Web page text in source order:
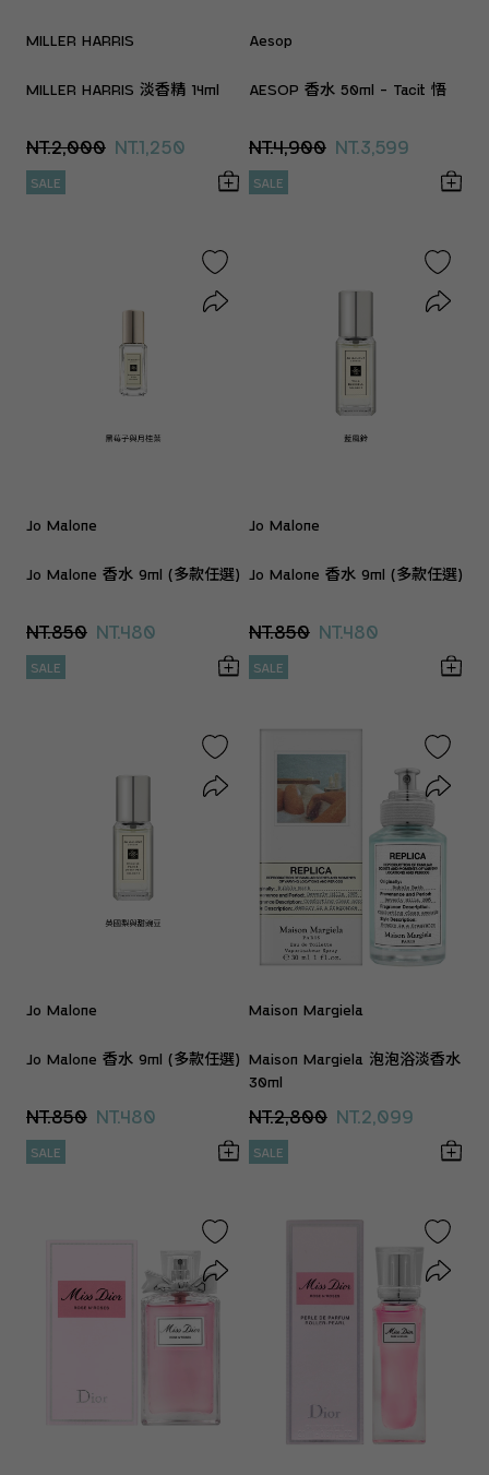
MILLER HARRIS
MILLER HARRIS 淡香精 14ml
NT.2,000 NT.1,250
SALE
Aesop
AESOP 香水 50ml - Tacit 悟
NT.4,900 NT.3,599
SALE
Jo Malone
Jo Malone 香水 9ml (多款任選)
NT.850 NT.480
SALE
Jo Malone
Jo Malone 香水 9ml (多款任選)
NT.850 NT.480
SALE
Jo Malone
Jo Malone 香水 9ml (多款任選)
NT.850 NT.480
SALE
Maison Margiela
Maison Margiela 泡泡浴淡香水
30ml
NT.2,800 NT.2,099
SALE